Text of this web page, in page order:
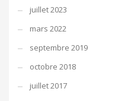
juillet 2023
mars 2022
septembre 2019
octobre 2018
juillet 2017